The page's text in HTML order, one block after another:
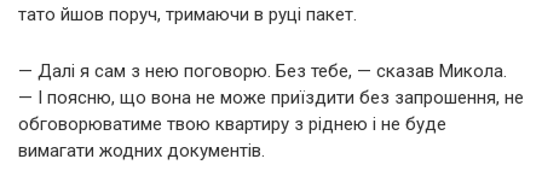
тато йшов поруч, тримаючи в руці пакет.
— Далі я сам з нею поговорю. Без тебе, — сказав Микола.
— І поясню, що вона не може приїздити без запрошення, не
обговорюватиме твою квартиру з ріднею і не буде
вимагати жодних документів.